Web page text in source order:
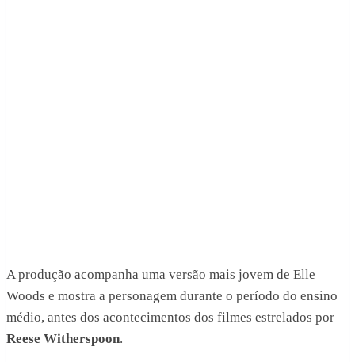
A produção acompanha uma versão mais jovem de Elle
Woods e mostra a personagem durante o período do ensino
médio, antes dos acontecimentos dos filmes estrelados por
Reese Witherspoon.